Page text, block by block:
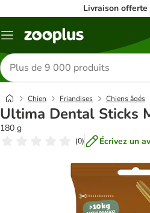
Livraison offerte
Menu
Rechercher
des
produits
Chien Friandises Chiens âgés
Ultima Dental Sticks
180 g
(0) Écrivez un